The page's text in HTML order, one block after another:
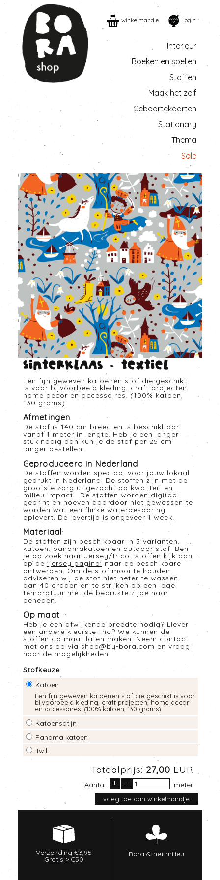
winkelmandje login
Interieur
Boeken en spellen
Stoffen
Maak het zelf
Geboortekaarten
Stationary
Thema
Sale
Sinterklaas - Textiel
Een fijn geweven katoenen stof die geschikt
is voor bijvoorbeeld kleding, craft projecten,
home decor en accessoires. (100% katoen,
130 grams)
Afmetingen
De stof is 140 cm breed en is beschikbaar
vanaf 1 meter in lengte. Heb je een langer
stuk nodig dan kun je de stof per 25 cm
langer bestellen.
Geproduceerd in Nederland
De stoffen worden speciaal voor jouw lokaal
gedrukt in Nederland. De stoffen zijn met de
grootste zorg uitgezocht op kwaliteit en
milieu impact. De stoffen worden digitaal
geprint en hoeven daardoor niet gewassen te
worden wat een flinke waterbesparing
oplevert. De levertijd is ongeveer 1 week.
Materiaal
De stoffen zijn beschikbaar in 3 varianten,
katoen, panamakatoen en outdoor stof. Ben
je op zoek naar Jersey/tricot stoffen kijk dan
op de 'jersey pagina' naar de beschikbare
ontwerpen. Om de stof mooi te houden
adviseren wij de stof niet heter te wassen
dan 40 graden en te strijken op een lage
tempratuur met de bedrukte zijde naar
beneden.
Op maat
Heb je een afwijkende breedte nodig? Liever
een andere kleurstelling? We kunnen de
stoffen op maat laten maken. Neem contact
met ons op via shop@by-bora.com en vraag
naar de mogelijkheden.
Stofkeuze
Katoen
Een fijn geweven katoenen stof die geschikt is voor
bijvoorbeeld kleding, craft projecten, home decor
en accessoires. (100% katoen, 130 grams)
Katoensatijn
Panama katoen
Twill
Totaalprijs: 27,00 EUR
Aantal + - meter
Verzending €3,95
Gratis > €50
Bora & het milieu